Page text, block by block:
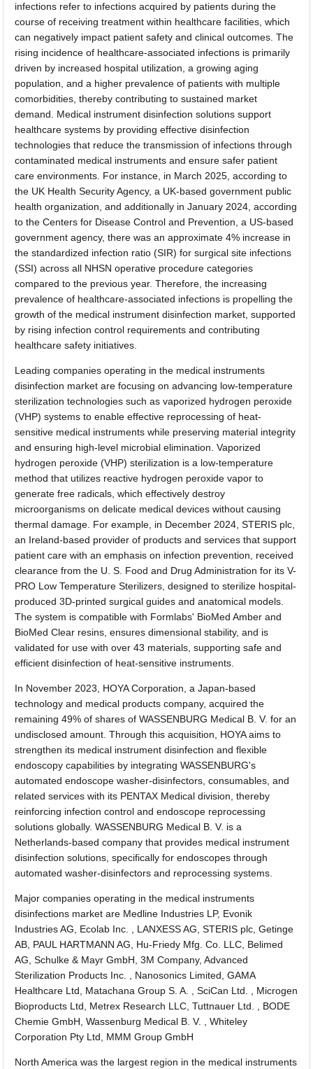
infections refer to infections acquired by patients during the
course of receiving treatment within healthcare facilities, which
can negatively impact patient safety and clinical outcomes. The
rising incidence of healthcare-associated infections is primarily
driven by increased hospital utilization, a growing aging
population, and a higher prevalence of patients with multiple
comorbidities, thereby contributing to sustained market
demand. Medical instrument disinfection solutions support
healthcare systems by providing effective disinfection
technologies that reduce the transmission of infections through
contaminated medical instruments and ensure safer patient
care environments. For instance, in March 2025, according to
the UK Health Security Agency, a UK-based government public
health organization, and additionally in January 2024, according
to the Centers for Disease Control and Prevention, a US-based
government agency, there was an approximate 4% increase in
the standardized infection ratio (SIR) for surgical site infections
(SSI) across all NHSN operative procedure categories
compared to the previous year. Therefore, the increasing
prevalence of healthcare-associated infections is propelling the
growth of the medical instrument disinfection market, supported
by rising infection control requirements and contributing
healthcare safety initiatives.
Leading companies operating in the medical instruments
disinfection market are focusing on advancing low-temperature
sterilization technologies such as vaporized hydrogen peroxide
(VHP) systems to enable effective reprocessing of heat-
sensitive medical instruments while preserving material integrity
and ensuring high-level microbial elimination. Vaporized
hydrogen peroxide (VHP) sterilization is a low-temperature
method that utilizes reactive hydrogen peroxide vapor to
generate free radicals, which effectively destroy
microorganisms on delicate medical devices without causing
thermal damage. For example, in December 2024, STERIS plc,
an Ireland-based provider of products and services that support
patient care with an emphasis on infection prevention, received
clearance from the U. S. Food and Drug Administration for its V-
PRO Low Temperature Sterilizers, designed to sterilize hospital-
produced 3D-printed surgical guides and anatomical models.
The system is compatible with Formlabs' BioMed Amber and
BioMed Clear resins, ensures dimensional stability, and is
validated for use with over 43 materials, supporting safe and
efficient disinfection of heat-sensitive instruments.
In November 2023, HOYA Corporation, a Japan-based
technology and medical products company, acquired the
remaining 49% of shares of WASSENBURG Medical B. V. for an
undisclosed amount. Through this acquisition, HOYA aims to
strengthen its medical instrument disinfection and flexible
endoscopy capabilities by integrating WASSENBURG's
automated endoscope washer-disinfectors, consumables, and
related services with its PENTAX Medical division, thereby
reinforcing infection control and endoscope reprocessing
solutions globally. WASSENBURG Medical B. V. is a
Netherlands-based company that provides medical instrument
disinfection solutions, specifically for endoscopes through
automated washer-disinfectors and reprocessing systems.
Major companies operating in the medical instruments
disinfections market are Medline Industries LP, Evonik
Industries AG, Ecolab Inc. , LANXESS AG, STERIS plc, Getinge
AB, PAUL HARTMANN AG, Hu-Friedy Mfg. Co. LLC, Belimed
AG, Schulke & Mayr GmbH, 3M Company, Advanced
Sterilization Products Inc. , Nanosonics Limited, GAMA
Healthcare Ltd, Matachana Group S. A. , SciCan Ltd. , Microgen
Bioproducts Ltd, Metrex Research LLC, Tuttnauer Ltd. , BODE
Chemie GmbH, Wassenburg Medical B. V. , Whiteley
Corporation Pty Ltd, MMM Group GmbH
North America was the largest region in the medical instruments